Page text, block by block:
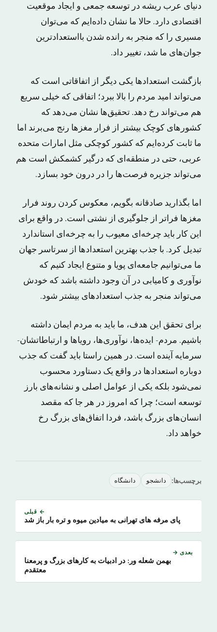
دنیای عرب ریشه در توسعه جمعی و ایجاد موقعیت
اقتصادی دارد. حالا ما نشان داده‌ایم که می‌توان
مسیری را که منجر به رانده شدن بااستعدادترین
جوان‌های ما شد، تغییر داد.
بازگشت استعدادها یکی دیگر از اتفاقاتی است که
می‌تواند امید مردم را بالا ببرد؛ اتفاقی که خیلی سریع
هم می‌تواند رخ دهد. تحقیق‌ها نشان می‌دهد که
کشورهای کوچک بیشتر از فرار مغزها رنج می‌برند اما
ما ثابت کرده‌ایم که کشور کوچکی مثل امارات متحده
عربی، حتی در منطقه‌ای که درگیر کشمکش است هم
می‌تواند جزیره فرصت‌ها را در درون خود بسازد.
اما بگذارید صادقانه بگویم، معکوس کردن روند فرار
مغزها فراتر از جلوگیری از نشتی است. در واقع برای
این کار باید چرخه‌ای معیوب را به چرخه‌ای استاندارد
تبدیل کرد. با جذب بهترین استعدادها از سرتاسر جهان
ما می‌توانیم جامعه‌ای پویا و متنوع ایجاد کنیم که
نوآوری و کامیابی در آن وجود داشته باشد که خودش
می‌تواند منجر به جذب استعدادهای بیشتر شود.
برای تحقق این هدف، ما باید به مردم ایمان داشته
باشیم. مردم- ایده‌ها، نوآوری‌ها، رویاها و ارتباطاتشان-
سرمایه آینده است. در همین راستا باید گفت که جذب
دوباره استعدادها در واقع یک دستاورد محسوب
نمی‌شود بلکه یکی از عوامل اصلی و نشانه‌های بارز
توسعه است؛ چرا که امروز در هر جا که مقصد
انسان‌های بزرگ باشد، فردا اتفاق‌های بزرگ رخ
خواهد داد.
برچسب‌ها: دانشجو دانشگاه
← قبلی
پای مرفه های تهرانی به میادین میوه و تره بار باز شد
بعدی →
بهمن شعله ور: در ادبیات به کارهای بزرگ و پرمعنا
معتقدم